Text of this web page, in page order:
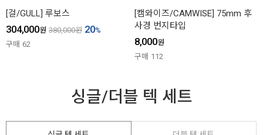
[걸/GULL] 루보스
304,000원 380,000원 20%
구매 62
[캠와이즈/CAMWISE] 75mm 후
사경 번지타입
8,000원
구매 112
싱글/더블 텍 세트